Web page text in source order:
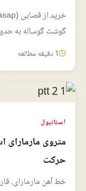
گوشت گوساله به حدود
1 دقیقه مطالعه
استانبول
حرکت
خط آهن مارمارای،